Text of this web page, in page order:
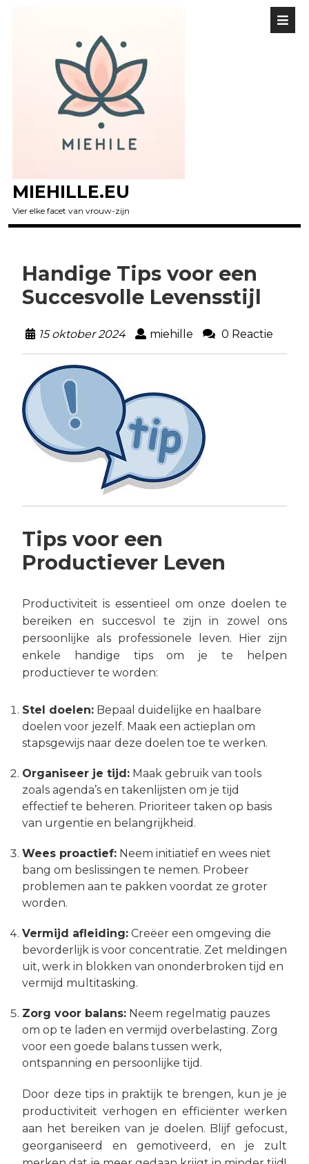
MIEHILLE.EU
Vier elke facet van vrouw-zijn
Handige Tips voor een
Succesvolle Levensstijl
15 oktober 2024 miehille 0 Reactie
Tips voor een
Productiever Leven
Productiviteit is essentieel om onze doelen te
bereiken en succesvol te zijn in zowel ons
persoonlijke als professionele leven. Hier zijn
enkele handige tips om je te helpen
productiever te worden:
Stel doelen: Bepaal duidelijke en haalbare
doelen voor jezelf. Maak een actieplan om
stapsgewijs naar deze doelen toe te werken.
Organiseer je tijd: Maak gebruik van tools
zoals agenda’s en takenlijsten om je tijd
effectief te beheren. Prioriteer taken op basis
van urgentie en belangrijkheid.
Wees proactief: Neem initiatief en wees niet
bang om beslissingen te nemen. Probeer
problemen aan te pakken voordat ze groter
worden.
Vermijd afleiding: Creëer een omgeving die
bevorderlijk is voor concentratie. Zet meldingen
uit, werk in blokken van ononderbroken tijd en
vermijd multitasking.
Zorg voor balans: Neem regelmatig pauzes
om op te laden en vermijd overbelasting. Zorg
voor een goede balans tussen werk,
ontspanning en persoonlijke tijd.
Door deze tips in praktijk te brengen, kun je je
productiviteit verhogen en efficiënter werken
aan het bereiken van je doelen. Blijf gefocust,
georganiseerd en gemotiveerd, en je zult